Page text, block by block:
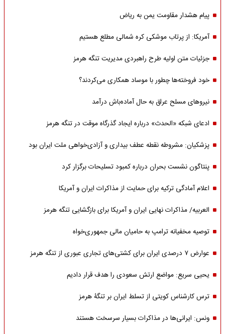
پیام هشدار مقاومت یمن به ریاض
آمریکا: از پرتاب موشکی کره شمالی مطلع هستیم
جزئیات متن اولیه طرح راهبردی مدیریت تنگه هرمز
خود فروخته‌ها چطور با موساد همکاری می‌کردند؟
نیروهای مسلح عراق به حال آماده‌باش درآمد
ادعای شبکه «الحدث» درباره ایجاد گذرگاه موقت در تنگه هرمز
پزشکیان: مشروطه نقطه عطف بیداری و آزادی‌خواهی ملت ایران بود
پنتاگون نشست بحران درباره کمبود تسلیحات برگزار کرد
اعلام آمادگی ترکیه برای حمایت از مذاکرات ایران و آمریکا
العربیه/ مذاکرات نهایی ایران و آمریکا برای بازگشایی تنگه هرمز
توصیه مخفیانه ترامپ به حامیان مالی جمهوری‌خواه
عوارض ۷ درصدی ایران برای کشتی‌های تجاری عبوری از تنگه هرمز
یحیی سریع: مواضع ارتش سعودی را هدف قرار دادیم
ترس کارشناس کویتی از تسلط ایران بر تنگۀ هرمز
ونس: ایرانی‌ها در مذاکرات بسیار سرسخت هستند